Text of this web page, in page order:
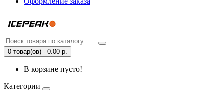
0 товар(ов) - 0.00 р.
В корзине пусто!
Категории